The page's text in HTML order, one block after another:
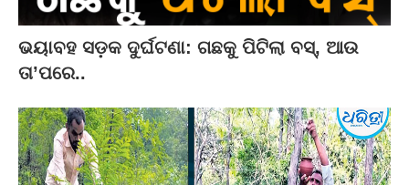
ଭୟାବହ ସଡ଼କ ଦୁର୍ଘଟଣା: ଗଛକୁ ପିଟିଲା ବସ୍‌, ଆଉ
ତା’ପରେ..